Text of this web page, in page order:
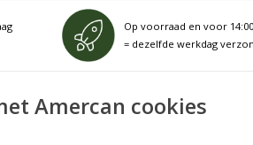
Op voorraad en voor
= dezelfde werkdag
Amercan cookies